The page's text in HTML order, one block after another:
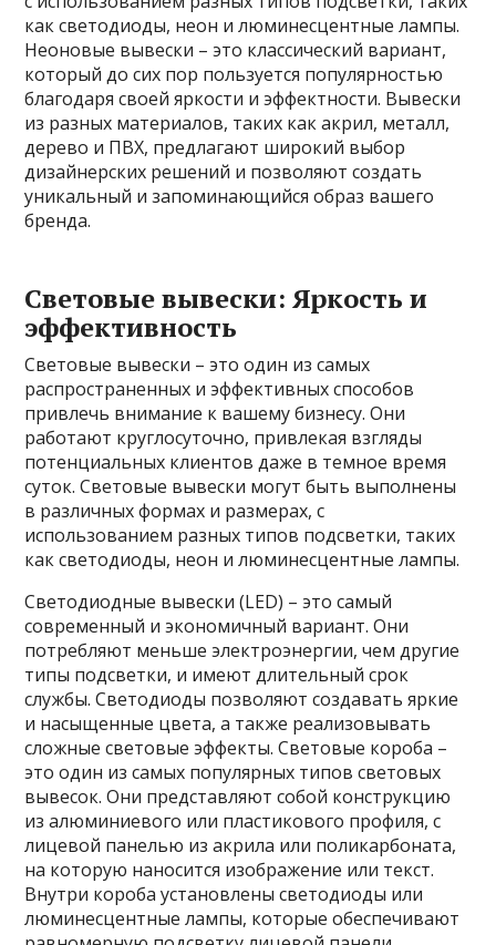
как светодиоды, неон и люминесцентные лампы.
Неоновые вывески – это классический вариант,
который до сих пор пользуется популярностью
благодаря своей яркости и эффектности. Вывески
из разных материалов, таких как акрил, металл,
дерево и ПВХ, предлагают широкий выбор
дизайнерских решений и позволяют создать
уникальный и запоминающийся образ вашего
бренда.
Световые вывески: Яркость и
эффективность
Световые вывески – это один из самых
распространенных и эффективных способов
привлечь внимание к вашему бизнесу. Они
работают круглосуточно, привлекая взгляды
потенциальных клиентов даже в темное время
суток. Световые вывески могут быть выполнены
в различных формах и размерах, с
использованием разных типов подсветки, таких
как светодиоды, неон и люминесцентные лампы.
Светодиодные вывески (LED) – это самый
современный и экономичный вариант. Они
потребляют меньше электроэнергии, чем другие
типы подсветки, и имеют длительный срок
службы. Светодиоды позволяют создавать яркие
и насыщенные цвета, а также реализовывать
сложные световые эффекты. Световые короба –
это один из самых популярных типов световых
вывесок. Они представляют собой конструкцию
из алюминиевого или пластикового профиля, с
лицевой панелью из акрила или поликарбоната,
на которую наносится изображение или текст.
Внутри короба установлены светодиоды или
люминесцентные лампы, которые обеспечивают